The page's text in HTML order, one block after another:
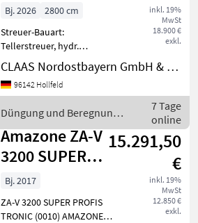
PROFIS HYDRO
inkl. 19%
MwSt
18.900 €
exkl.
Bj. 2026
2800 cm
Streuer-Bauart:
Tellerstreuer, hydr.
Betätigung 11365313 -
Neumaschine: - Amazone
ZA-V 2000 Super Profis
Technikjahr: 2026 - 18, 00m -
28, 00m Arb
CLAAS Nordostbayern GmbH & Co. KG, Hollfeld
96142 Hollfeld
Düngung und Beregnung
/ Amazone
7 Tage
online
Amazone ZA-V
3200 SUPER
PROFIS TRONIC
15.291,50
€
inkl. 19%
MwSt
12.850 €
exkl.
Bj. 2017
ZA-V 3200 SUPER PROFIS
TRONIC (0010) AMAZONE